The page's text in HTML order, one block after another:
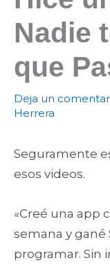
Nadie
que
Deja un
Herrera
Seguramente
esos videos.
«Creé una app
semana y gané
programar. Sin